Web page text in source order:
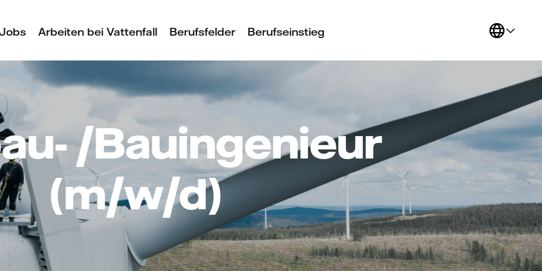
Arbeiten bei Vattenfall Berufsfelder Berufseinstieg
/Bauingenieur
(m/w/d)